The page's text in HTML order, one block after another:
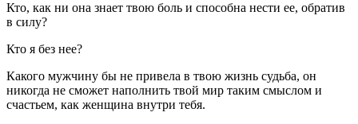
Кто, как ни она знает твою боль и способна нести ее, обратив
в силу?
Кто я без нее?
Какого мужчину бы не привела в твою жизнь судьба, он
никогда не сможет наполнить твой мир таким смыслом и
счастьем, как женщина внутри тебя.